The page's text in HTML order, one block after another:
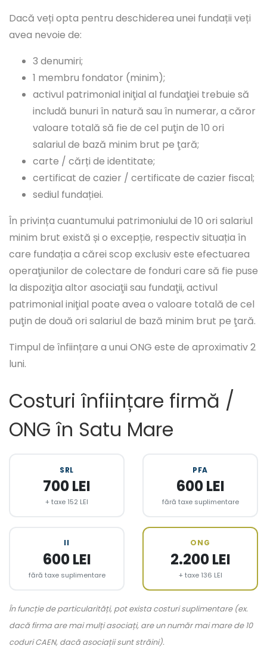
Dacă veți opta pentru deschiderea unei fundații veți
avea nevoie de:
3 denumiri;
1 membru fondator (minim);
activul patrimonial iniţial al fundaţiei trebuie să
includă bunuri în natură sau în numerar, a căror
valoare totală să fie de cel puţin de 10 ori
salariul de bază minim brut pe ţară;
carte / cărți de identitate;
certificat de cazier / certificate de cazier fiscal;
sediul fundației.
În privința cuantumului patrimoniului de 10 ori salariul
minim brut există și o excepție, respectiv situația în
care fundația a cărei scop exclusiv este efectuarea
operaţiunilor de colectare de fonduri care să fie puse
la dispoziţia altor asociaţii sau fundaţii, activul
patrimonial iniţial poate avea o valoare totală de cel
puţin de două ori salariul de bază minim brut pe ţară.
Timpul de înființare a unui ONG este de aproximativ 2
luni.
Costuri înființare firmă /
ONG în Satu Mare
SRL
700 LEI
+ taxe 152 LEI
PFA
600 LEI
fără taxe suplimentare
II
600 LEI
fără taxe suplimentare
ONG
2.200 LEI
+ taxe 136 LEI
În funcție de particularități, pot exista costuri suplimentare (ex.
dacă firma are mai mulți asociați, are un număr mai mare de 10
coduri CAEN, dacă asociații sunt străini).